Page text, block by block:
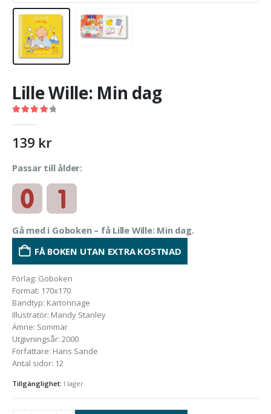
Lille Wille: Min dag
139 kr
Passar till ålder:
Gå med i Goboken – få Lille Wille: Min dag.
FÅ BOKEN UTAN EXTRA KOSTNAD
Förlag: Goboken
Format: 170x170
Bandtyp: Kartonnage
Illustratör: Mandy Stanley
Ämne: Sommar
Utgivningsår: 2000
Författare: Hans Sande
Antal sidor: 12
Tillgänglighet: I lager